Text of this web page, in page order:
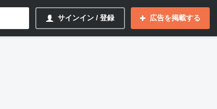
サインイン / 登録 広告を掲載する